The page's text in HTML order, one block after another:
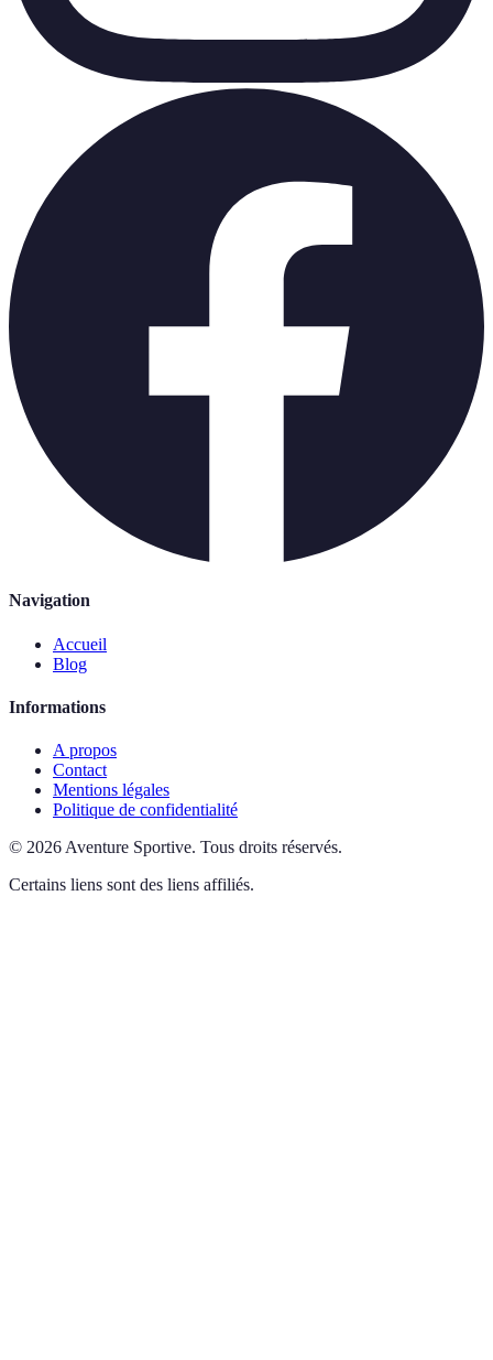
Navigation
Accueil
Blog
Informations
A propos
Contact
Mentions légales
Politique de confidentialité
© 2026 Aventure Sportive. Tous droits réservés.
Certains liens sont des liens affiliés.